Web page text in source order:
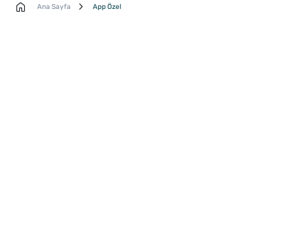
Ana Sayfa App Özel